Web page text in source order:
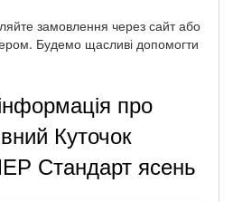
замовлення через сайт або
Будемо щасливі допомогти
про
Куточок
Стандарт ясень